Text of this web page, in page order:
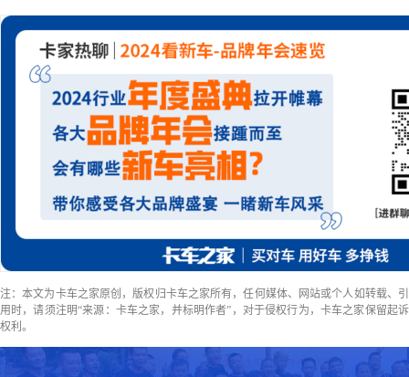
注：本文为卡车之家原创，版权归卡车之家所有，任何媒体、网站或个人如转载、引
用时，请须注明“来源：卡车之家，并标明作者”，对于侵权行为，卡车之家保留起诉
权利。